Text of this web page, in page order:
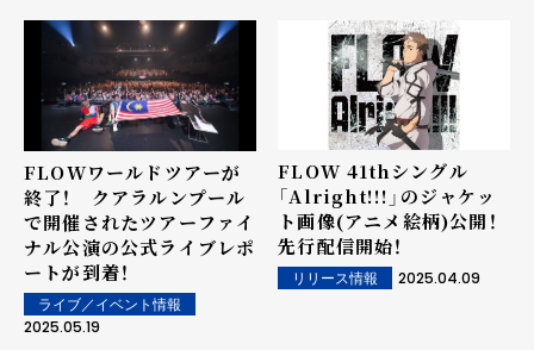
FLOWワールドツアーが
終了！ クアラルンプール
で開催されたツアーファイ
ナル公演の公式ライブレポ
ートが到着！
ライブ／イベント情報
2025.05.19
FLOW 41thシングル
「Alright!!!」のジャケッ
ト画像(アニメ絵柄)公開！
先行配信開始！
リリース情報 2025.04.09